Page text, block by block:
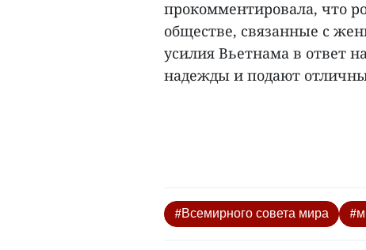
прокомментировала, что
обществе, связанные с
усилия Вьетнама в ответ
надежды и подают
#Всемирного совета мира